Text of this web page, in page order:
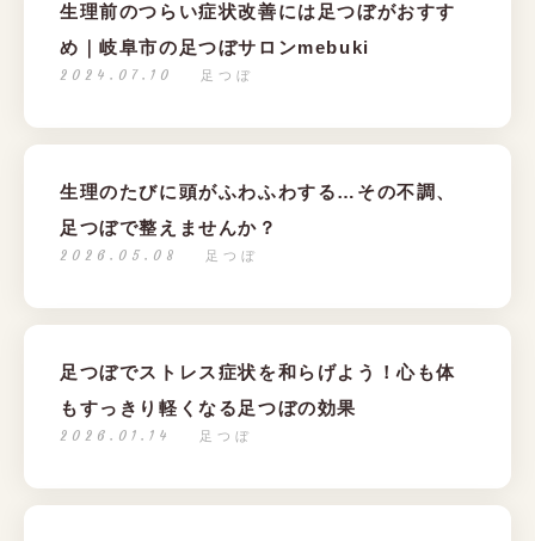
生理前のつらい症状改善には足つぼがおすす
め｜岐阜市の足つぼサロンmebuki
2024.07.10 足つぼ
生理のたびに頭がふわふわする…その不調、
足つぼで整えませんか？
2026.05.08 足つぼ
足つぼでストレス症状を和らげよう！心も体
もすっきり軽くなる足つぼの効果
2026.01.14 足つぼ